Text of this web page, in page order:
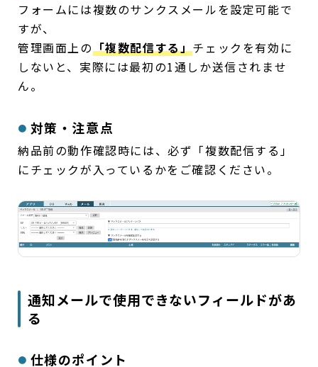
フォームには複数のサンクスメールを設定可能で
すが、
管理画面上の「複数配信する」チェックを有効に
しないと、実際には最初の1通しか送信されませ
ん。
対策・注意点
納品前の動作確認時には、必ず「複数配信する」
にチェックが入っているかをご確認ください。
通知メールで使用できないフィールドがあ
る
仕様のポイント